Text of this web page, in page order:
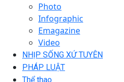
Photo
Infographic
Emagazine
Video
NHỊP SỐNG XỨ TUYÊN
PHÁP LUẬT
Thể thao